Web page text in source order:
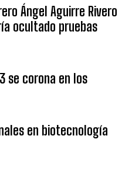
Ángel Aguirre Rivero
ocultado pruebas
se corona en los
en biotecnología